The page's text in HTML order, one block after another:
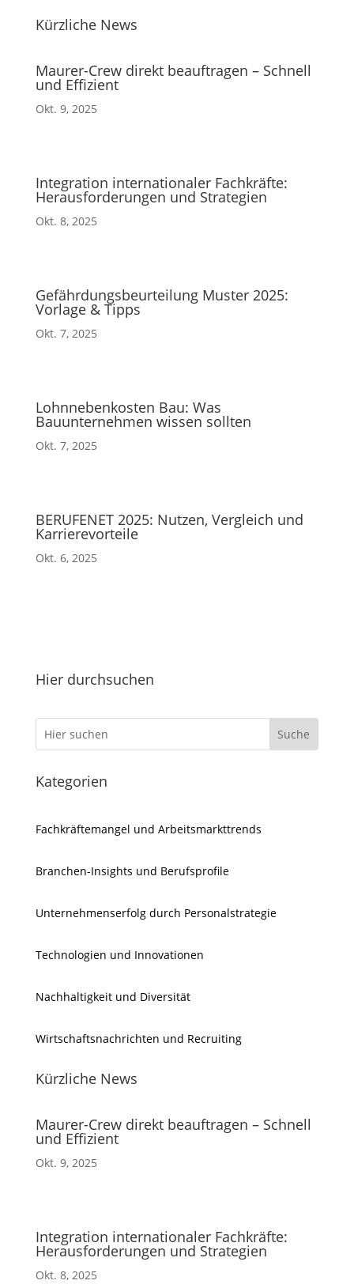
Kürzliche News
Maurer-Crew direkt beauftragen – Schnell
und Effizient
Okt. 9, 2025
Integration internationaler Fachkräfte:
Herausforderungen und Strategien
Okt. 8, 2025
Gefährdungsbeurteilung Muster 2025:
Vorlage & Tipps
Okt. 7, 2025
Lohnnebenkosten Bau: Was
Bauunternehmen wissen sollten
Okt. 7, 2025
BERUFENET 2025: Nutzen, Vergleich und
Karrierevorteile
Okt. 6, 2025
Hier durchsuchen
Kategorien
Fachkräftemangel und Arbeitsmarkttrends
Branchen-Insights und Berufsprofile
Unternehmenserfolg durch Personalstrategie
Technologien und Innovationen
Nachhaltigkeit und Diversität
Wirtschaftsnachrichten und Recruiting
Kürzliche News
Maurer-Crew direkt beauftragen – Schnell
und Effizient
Okt. 9, 2025
Integration internationaler Fachkräfte:
Herausforderungen und Strategien
Okt. 8, 2025